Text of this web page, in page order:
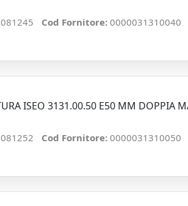
Cod Fornitore: 0000031310040
ISEO 3131.00.50 E50 MM DOPPIA
Cod Fornitore: 0000031310050